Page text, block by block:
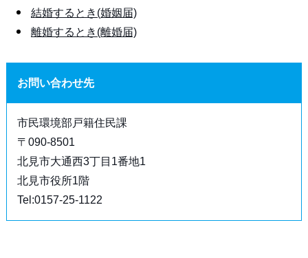
結婚するとき(婚姻届)
離婚するとき(離婚届)
お問い合わせ先
市民環境部戸籍住民課
〒090-8501
北見市大通西3丁目1番地1
北見市役所1階
Tel:0157-25-1122